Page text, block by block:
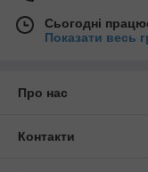
Сьогодні
Показати весь
Про нас
Контакти